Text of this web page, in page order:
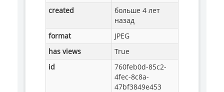
created
больше 4 лет
назад
format
JPEG
has views
True
id
760feb0d-85c2-
4fec-8c8a-
47bf3849e453